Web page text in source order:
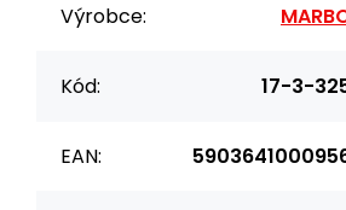
Výrobce:
Kód: 17-3-
EAN: